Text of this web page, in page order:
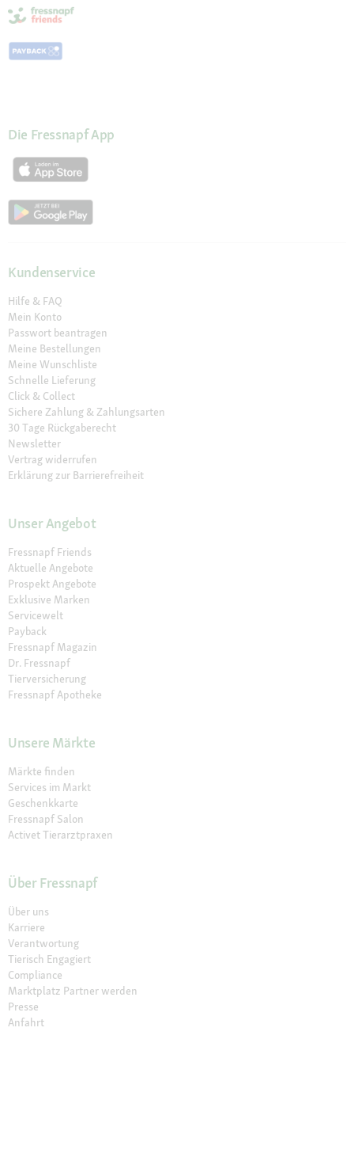
Die Fressnapf App
Kundenservice
Hilfe & FAQ
Mein Konto
Passwort beantragen
Meine Bestellungen
Meine Wunschliste
Schnelle Lieferung
Click & Collect
Sichere Zahlung & Zahlungsarten
30 Tage Rückgaberecht
Newsletter
Vertrag widerrufen
Erklärung zur Barrierefreiheit
Unser Angebot
Fressnapf Friends
Aktuelle Angebote
Prospekt Angebote
Exklusive Marken
Servicewelt
Payback
Fressnapf Magazin
Dr. Fressnapf
Tierversicherung
Fressnapf Apotheke
Unsere Märkte
Märkte finden
Services im Markt
Geschenkkarte
Fressnapf Salon
Activet Tierarztpraxen
Über Fressnapf
Über uns
Karriere
Verantwortung
Tierisch Engagiert
Compliance
Marktplatz Partner werden
Presse
Anfahrt